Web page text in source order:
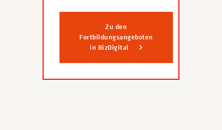
Zu den
Fortbildungsangeboten
in BizDigital